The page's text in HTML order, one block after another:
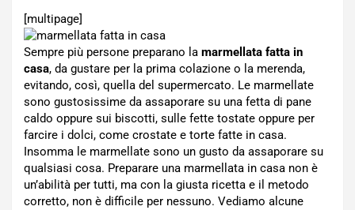
[multipage]
Sempre più persone preparano la marmellata fatta in
casa, da gustare per la prima colazione o la merenda,
evitando, così, quella del supermercato. Le marmellate
sono gustosissime da assaporare su una fetta di pane
caldo oppure sui biscotti, sulle fette tostate oppure per
farcire i dolci, come crostate e torte fatte in casa.
Insomma le marmellate sono un gusto da assaporare su
qualsiasi cosa. Preparare una marmellata in casa non è
un’abilità per tutti, ma con la giusta ricetta e il metodo
corretto, non è difficile per nessuno. Vediamo alcune